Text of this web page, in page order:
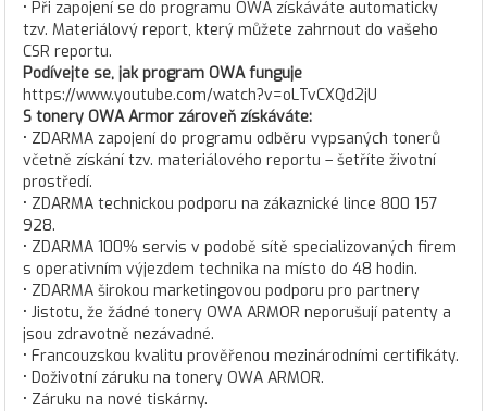
• Při zapojení se do programu OWA získáváte automaticky
tzv. Materiálový report, který můžete zahrnout do vašeho
CSR reportu.
Podívejte se, jak program OWA funguje
https://www.youtube.com/watch?v=oLTvCXQd2jU
S tonery OWA Armor zároveň získáváte:
• ZDARMA zapojení do programu odběru vypsaných tonerů
včetně získání tzv. materiálového reportu – šetříte životní
prostředí.
• ZDARMA technickou podporu na zákaznické lince 800 157
928.
• ZDARMA 100% servis v podobě sítě specializovaných firem
s operativním výjezdem technika na místo do 48 hodin.
• ZDARMA širokou marketingovou podporu pro partnery
• Jistotu, že žádné tonery OWA ARMOR neporušují patenty a
jsou zdravotně nezávadné.
• Francouzskou kvalitu prověřenou mezinárodními certifikáty.
• Doživotní záruku na tonery OWA ARMOR.
• Záruku na nové tiskárny.